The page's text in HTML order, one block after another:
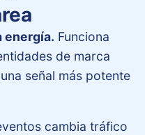
energía. Funciona
de marca
señal más potente
cambia tráfico